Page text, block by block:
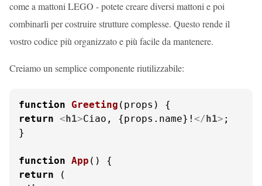
come a mattoni LEGO - potete creare diversi mattoni e poi
combinarli per costruire strutture complesse. Questo rende il
vostro codice più organizzato e più facile da mantenere.
Creiamo un semplice componente riutilizzabile:
function Greeting ( props
return <h1>Ciao, {props.name}! </h1> ;
}
function App (
return